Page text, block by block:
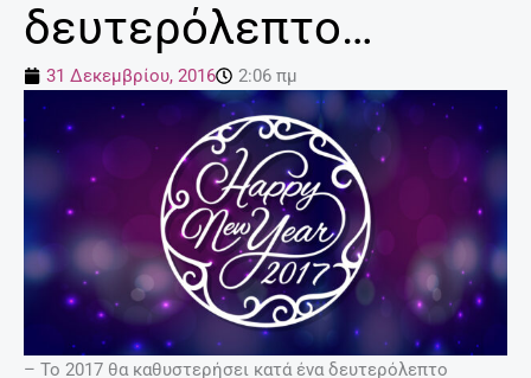
δευτερόλεπτο…
31 Δεκεμβρίου, 2016 2:06 πμ
– Το 2017 θα καθυστερήσει κατά ένα δευτερόλεπτο